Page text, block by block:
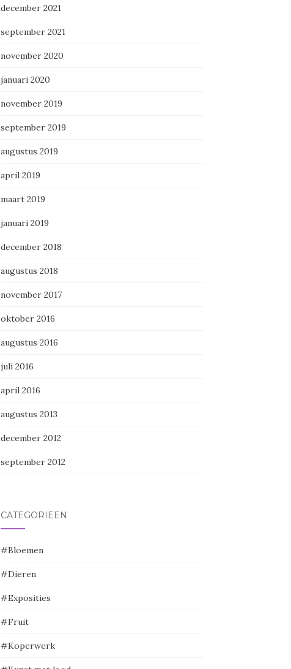
december 2021
september 2021
november 2020
januari 2020
november 2019
september 2019
augustus 2019
april 2019
maart 2019
januari 2019
december 2018
augustus 2018
november 2017
oktober 2016
augustus 2016
juli 2016
april 2016
augustus 2013
december 2012
september 2012
CATEGORIEËN
#Bloemen
#Dieren
#Exposities
#Fruit
#Koperwerk